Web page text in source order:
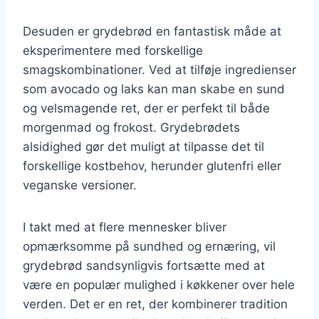
Desuden er grydebrød en fantastisk måde at
eksperimentere med forskellige
smagskombinationer. Ved at tilføje ingredienser
som avocado og laks kan man skabe en sund
og velsmagende ret, der er perfekt til både
morgenmad og frokost. Grydebrødets
alsidighed gør det muligt at tilpasse det til
forskellige kostbehov, herunder glutenfri eller
veganske versioner.
I takt med at flere mennesker bliver
opmærksomme på sundhed og ernæring, vil
grydebrød sandsynligvis fortsætte med at
være en populær mulighed i køkkener over hele
verden. Det er en ret, der kombinerer tradition